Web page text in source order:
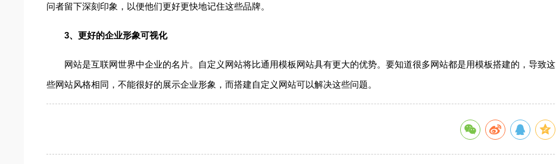
问者留下深刻印象，以便他们更好更快地记住这些品牌。
3、更好的企业形象可视化
网站是互联网世界中企业的名片。自定义网站将比通用模板网站具有更大的优势。要知道很多网站都是用模板搭建的，导致这
些网站风格相同，不能很好的展示企业形象，而搭建自定义网站可以解决这些问题。